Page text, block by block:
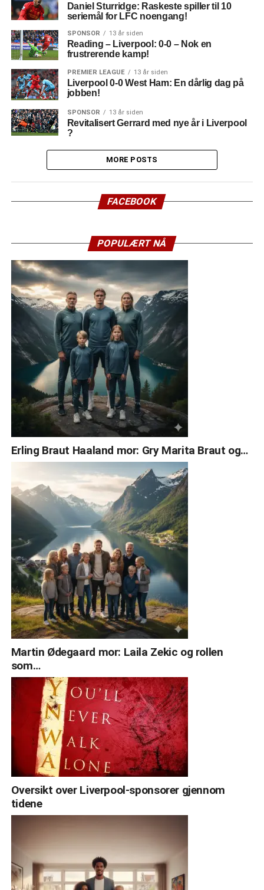
Daniel Sturridge: Raskeste spiller til 10
seriemål for LFC noengang!
SPONSOR 13 år siden
Reading – Liverpool: 0-0 – Nok en
frustrerende kamp!
PREMIER LEAGUE 13 år siden
Liverpool 0-0 West Ham: En dårlig dag på
jobben!
SPONSOR 13 år siden
Revitalisert Gerrard med nye år i Liverpool
?
MORE POSTS
FACEBOOK
POPULÆRT NÅ
Erling Braut Haaland mor: Gry Marita Braut og…
Martin Ødegaard mor: Laila Zekic og rollen
som…
Oversikt over Liverpool-sponsorer gjennom
tidene